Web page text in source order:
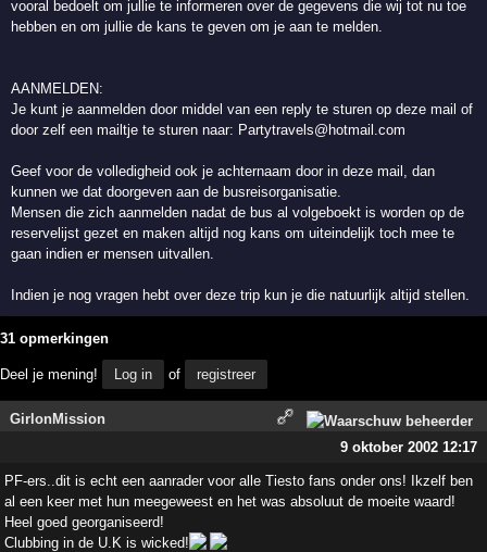
vooral bedoelt om jullie te informeren over de gegevens die wij tot nu toe
hebben en om jullie de kans te geven om je aan te melden.
AANMELDEN:
Je kunt je aanmelden door middel van een reply te sturen op deze mail of
door zelf een mailtje te sturen naar: Partytravels@hotmail.com
Geef voor de volledigheid ook je achternaam door in deze mail, dan
kunnen we dat doorgeven aan de busreisorganisatie.
Mensen die zich aanmelden nadat de bus al volgeboekt is worden op de
reservelijst gezet en maken altijd nog kans om uiteindelijk toch mee te
gaan indien er mensen uitvallen.
Indien je nog vragen hebt over deze trip kun je die natuurlijk altijd stellen.
31 opmerkingen
Deel je mening! Log in of registreer
GirlonMission
9 oktober 2002 12:17
PF-ers..dit is echt een aanrader voor alle Tiesto fans onder ons! Ikzelf ben
al een keer met hun meegeweest en het was absoluut de moeite waard!
Heel goed georganiseerd!
Clubbing in de U.K is wicked!